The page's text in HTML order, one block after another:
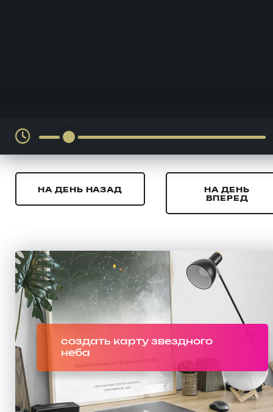
НА ДЕНЬ НАЗАД
НА ДЕНЬ
ВПЕРЕД
создать карту звездного
неба